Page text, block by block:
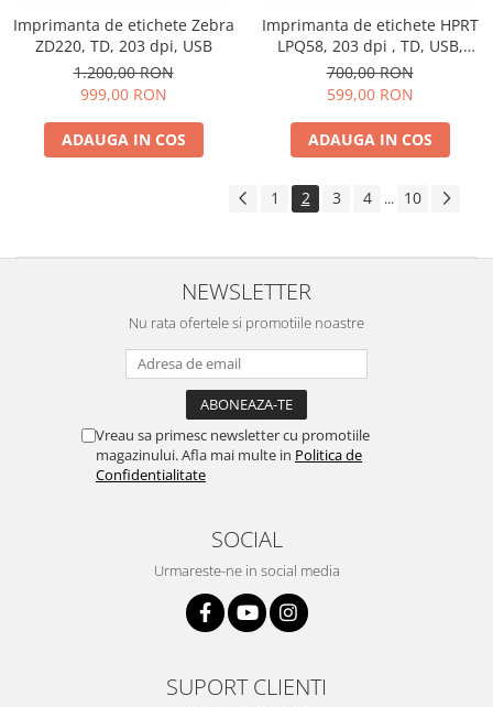
Imprimanta de etichete Zebra
ZD220, TD, 203 dpi, USB
1.200,00 RON
999,00 RON
ADAUGA IN COS
Imprimanta de etichete HPRT
LPQ58, 203 dpi , TD, USB,
RS232
700,00 RON
599,00 RON
ADAUGA IN COS
1 2 3 4 ... 10
NEWSLETTER
Nu rata ofertele si promotiile noastre
Vreau sa primesc newsletter cu promotiile
magazinului. Afla mai multe in Politica de
Confidentialitate
SOCIAL
Urmareste-ne in social media
SUPORT CLIENTI